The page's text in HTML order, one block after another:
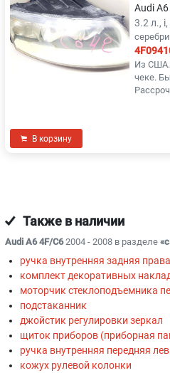
Audi
3.2 л.,
Из США.
чеке.
В корзину
Также в наличии
Audi A6 4F/C62004 - 2008 в разделе
ручка внутренняя задняя
комплект декоративных
моторчик стеклоподъемника
подстаканник
джойстик регулировки зеркал
щиток приборов (приборная
ручка внутренняя передняя
кожух рулевой колонки